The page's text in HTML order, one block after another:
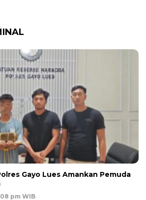
Gayo Lues Amankan Pemuda
pm WIB